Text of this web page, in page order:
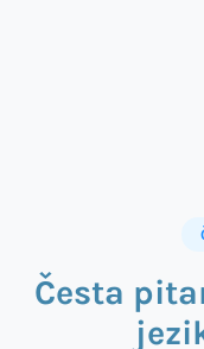
Česta